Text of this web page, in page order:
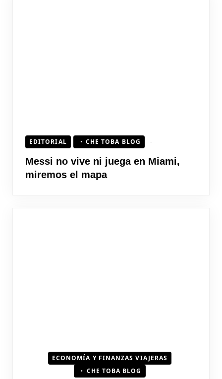
EDITORIAL CHE TOBA BLOG
Messi no vive ni juega en Miami,
miremos el mapa
ECONOMÍA Y FINANZAS VIAJERAS
CHE TOBA BLOG